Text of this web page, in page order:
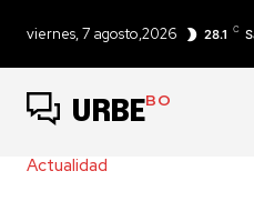
viernes, 7 agosto,2026 28.1 C
URBEBO
Actualidad